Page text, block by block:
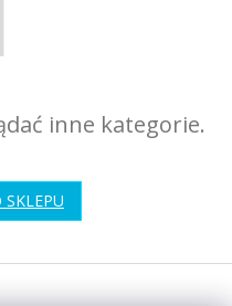
inne kategorie.